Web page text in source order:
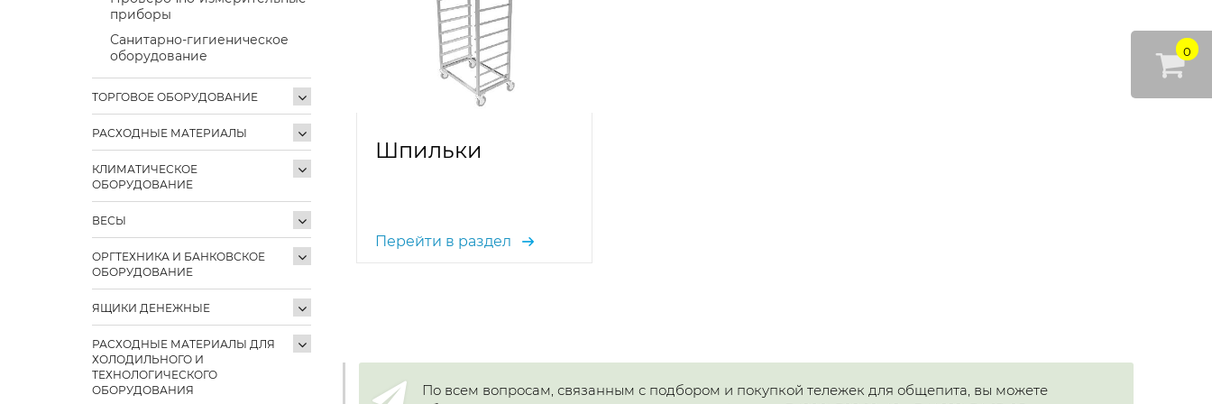
0
приборы
Санитарно-гигиеническое
оборудование
ТОРГОВОЕ ОБОРУДОВАНИЕ
РАСХОДНЫЕ МАТЕРИАЛЫ
КЛИМАТИЧЕСКОЕ
ОБОРУДОВАНИЕ
ВЕСЫ
ОРГТЕХНИКА И БАНКОВСКОЕ
ОБОРУДОВАНИЕ
ЯЩИКИ ДЕНЕЖНЫЕ
РАСХОДНЫЕ МАТЕРИАЛЫ ДЛЯ
ХОЛОДИЛЬНОГО И
ТЕХНОЛОГИЧЕСКОГО
ОБОРУДОВАНИЯ
Шпильки
Перейти в раздел
По всем вопросам, связанным с подбором и покупкой тележек для общепита, вы можете